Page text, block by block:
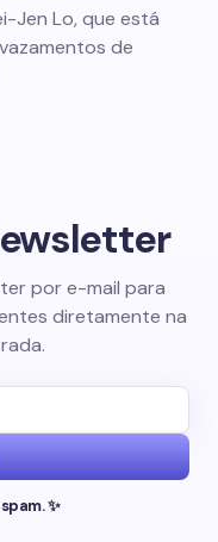
Jen Lo, que está
de
por e-mail para
diretamente na
✨